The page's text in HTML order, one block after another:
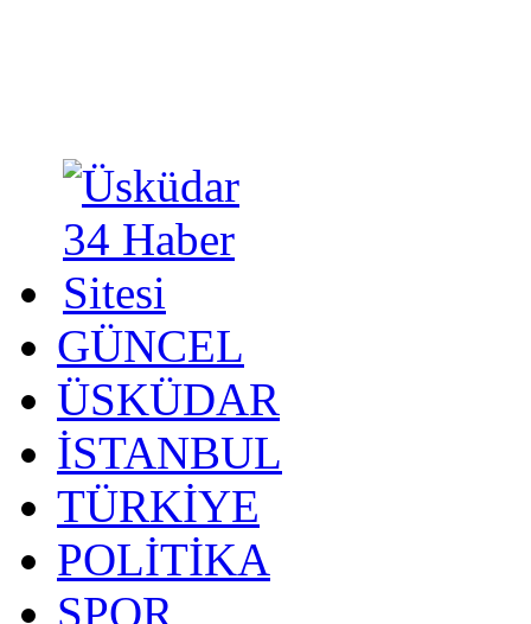
GÜNCEL
ÜSKÜDAR
İSTANBUL
TÜRKİYE
POLİTİKA
SPOR